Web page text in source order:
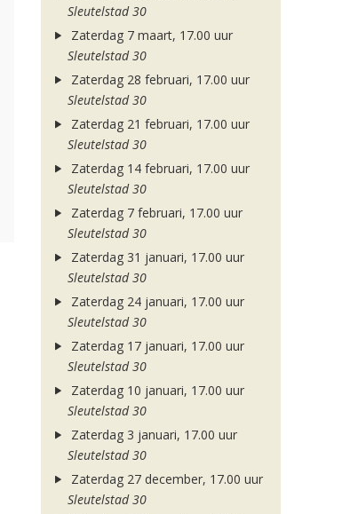
Sleutelstad 30
Zaterdag 7 maart, 17.00 uur
Sleutelstad 30
Zaterdag 28 februari, 17.00 uur
Sleutelstad 30
Zaterdag 21 februari, 17.00 uur
Sleutelstad 30
Zaterdag 14 februari, 17.00 uur
Sleutelstad 30
Zaterdag 7 februari, 17.00 uur
Sleutelstad 30
Zaterdag 31 januari, 17.00 uur
Sleutelstad 30
Zaterdag 24 januari, 17.00 uur
Sleutelstad 30
Zaterdag 17 januari, 17.00 uur
Sleutelstad 30
Zaterdag 10 januari, 17.00 uur
Sleutelstad 30
Zaterdag 3 januari, 17.00 uur
Sleutelstad 30
Zaterdag 27 december, 17.00 uur
Sleutelstad 30